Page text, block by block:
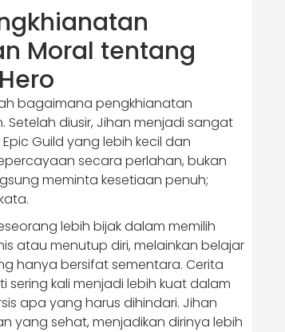
Moral tentang
bagaimana pengkhianatan
diusir, Jihan menjadi sangat
Guild yang lebih kecil dan
secara perlahan, bukan
meminta kesetiaan penuh;
lebih bijak dalam memilih
atau menutup diri, melainkan belajar
hanya bersifat sementara. Cerita
kali menjadi lebih kuat dalam
apa yang harus dihindari. Jihan
yang sehat, menjadikan dirinya lebih